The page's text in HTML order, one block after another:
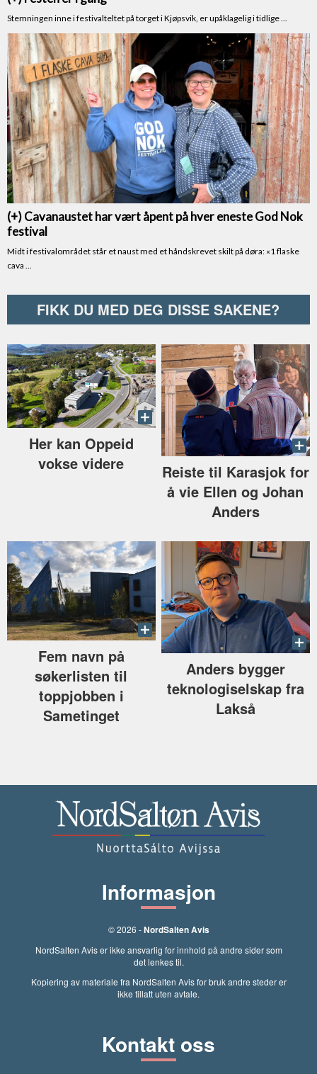
FIKK DU MED DEG DISSE SAKENE?
Her kan Oppeid
vokse videre
Reiste til Karasjok for
å vie Ellen og Johan
Anders
Fem navn på
søkerlisten til
toppjobben i
Sametinget
Anders bygger
teknologiselskap fra
Lakså
Informasjon
© 2026 -NordSalten Avis
NordSalten Avis er ikke ansvarlig for innhold på andre sider som
det lenkes til.
Kopiering av materiale fra NordSalten Avis for bruk andre steder er
ikke tillatt uten avtale.
Kontakt oss